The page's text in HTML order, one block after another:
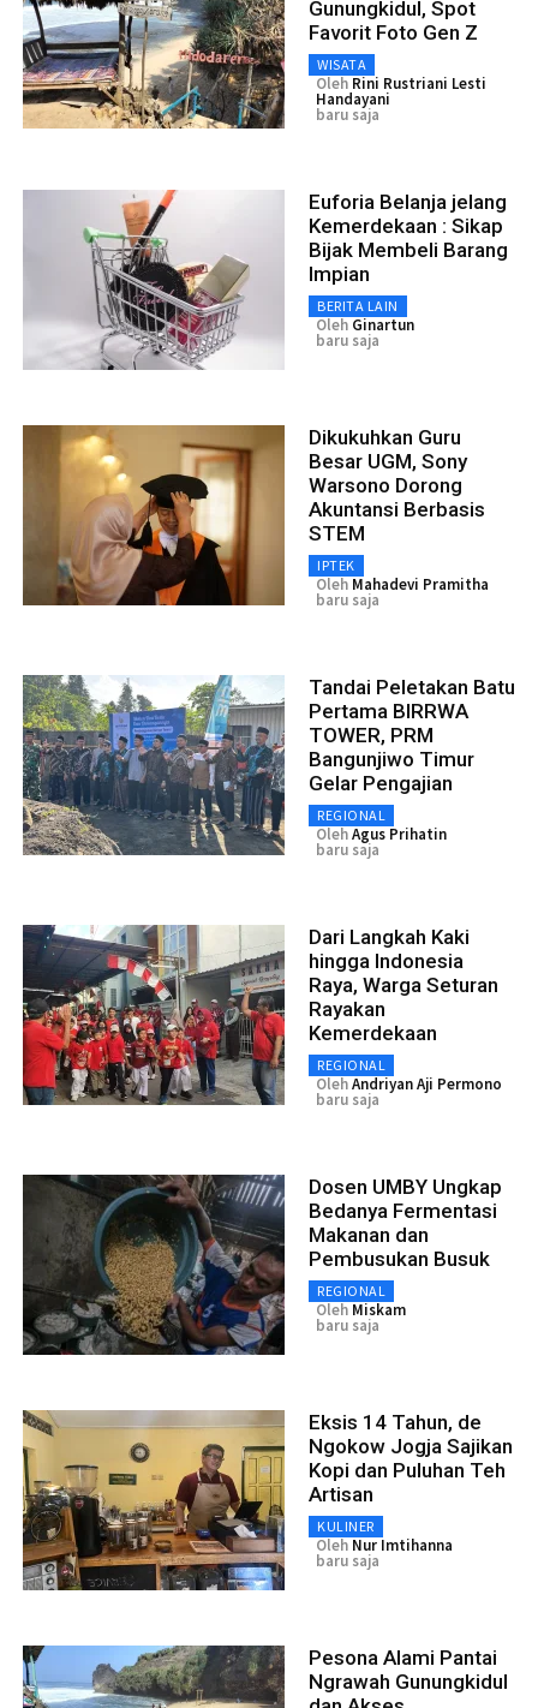
Gunungkidul, Spot
Favorit Foto Gen Z
WISATA
Oleh Rini Rustriani Lesti
Handayani
baru saja
Euforia Belanja jelang
Kemerdekaan : Sikap
Bijak Membeli Barang
Impian
BERITA LAIN
Oleh Ginartun
baru saja
Dikukuhkan Guru
Besar UGM, Sony
Warsono Dorong
Akuntansi Berbasis
STEM
IPTEK
Oleh Mahadevi Pramitha
baru saja
Tandai Peletakan Batu
Pertama BIRRWA
TOWER, PRM
Bangunjiwo Timur
Gelar Pengajian
REGIONAL
OlehAgus Prihatin
baru saja
Dari Langkah Kaki
hingga Indonesia
Raya, Warga Seturan
Rayakan
Kemerdekaan
REGIONAL
OlehAndriyan Aji Permono
baru saja
Dosen UMBY Ungkap
Bedanya Fermentasi
Makanan dan
Pembusukan Busuk
REGIONAL
Oleh Miskam
baru saja
Eksis 14 Tahun, de
Ngokow Jogja Sajikan
Kopi dan Puluhan Teh
Artisan
KULINER
Oleh Nur Imtihanna
baru saja
Pesona Alami Pantai
Ngrawah Gunungkidul